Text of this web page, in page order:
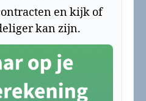
en kijk of
kan zijn.